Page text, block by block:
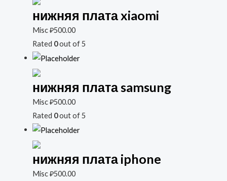
нижняя плата xiaomi
Misc₽500.00
Rated 0out of 5
нижняя плата samsung
Misc₽500.00
Rated 0out of 5
нижняя плата iphone
Misc₽500.00